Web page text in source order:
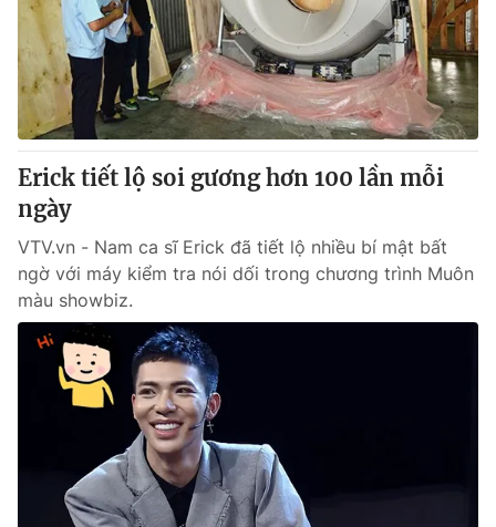
Thế giới
Tin tức
Thế giới đó đây
Câu chuyện quốc tế
Kinh tế
Tài chính
Thị trường
Góc doanh nghiệp
Dữ liệu và đời sống
Truyền hình
Phim VTV
Hậu trường
Nhân vật
Khán giả
Giải trí
Âm nhạc
Đời sống
Du lịch
Chất lượng cuộc sống
Giáo dục
Học trực tuyến
Công nghệ
Hitech Công nghệ tương lai
Erick tiết lộ soi gương hơn 100 lần mỗi
ngày
VTV.vn - Nam ca sĩ Erick đã tiết lộ nhiều bí mật bất
ngờ với máy kiểm tra nói dối trong chương trình Muôn
màu showbiz.